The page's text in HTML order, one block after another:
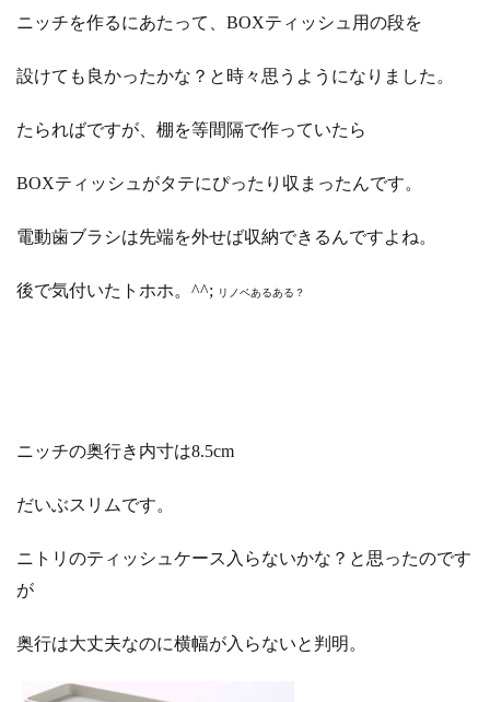
ニッチを作るにあたって、BOXティッシュ用の段を
設けても良かったかな？と時々思うようになりました。
たらればですが、棚を等間隔で作っていたら
BOXティッシュがタテにぴったり収まったんです。
電動歯ブラシは先端を外せば収納できるんですよね。
後で気付いたトホホ。^^; リノベあるある？
ニッチの奥行き内寸は8.5cm
だいぶスリムです。
ニトリのティッシュケース入らないかな？と思ったのです
が
奥行は大丈夫なのに横幅が入らないと判明。